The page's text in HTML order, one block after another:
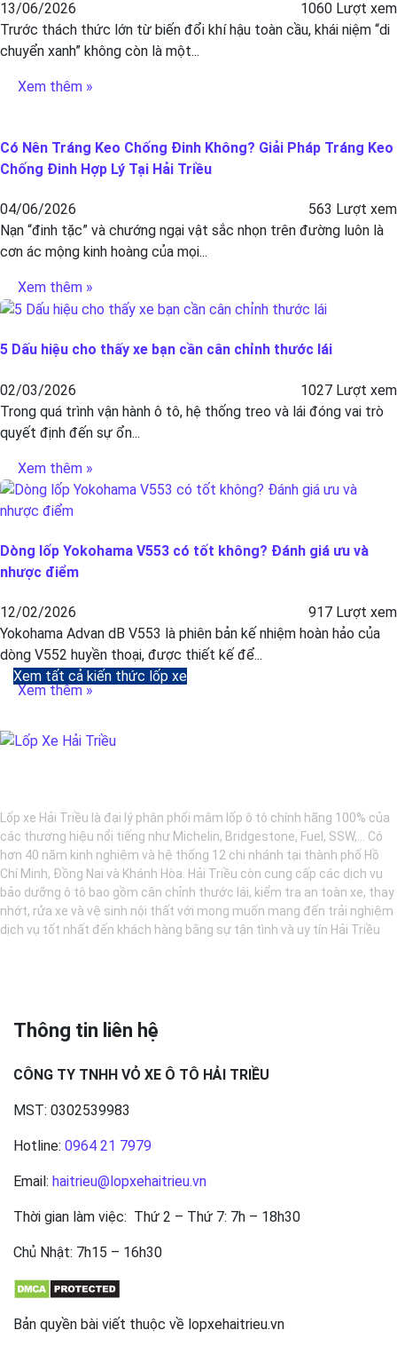
13/06/2026
1060 Lượt xem
Trước thách thức lớn từ biến đổi khí hậu toàn cầu, khái niệm “di
chuyển xanh” không còn là một...
Xem thêm »
Có Nên Tráng Keo Chống Đinh Không? Giải Pháp Tráng Keo
Chống Đinh Hợp Lý Tại Hải Triều
04/06/2026
563 Lượt xem
Nạn “đinh tặc” và chướng ngại vật sắc nhọn trên đường luôn là
cơn ác mộng kinh hoàng của mọi...
Xem thêm »
5 Dấu hiệu cho thấy xe bạn cần cân chỉnh thước lái
02/03/2026
1027 Lượt xem
Trong quá trình vận hành ô tô, hệ thống treo và lái đóng vai trò
quyết định đến sự ổn...
Xem thêm »
Dòng lốp Yokohama V553 có tốt không? Đánh giá ưu và
nhược điểm
12/02/2026
917 Lượt xem
Yokohama Advan dB V553 là phiên bản kế nhiệm hoàn hảo của
dòng V552 huyền thoại, được thiết kế để...
Xem thêm »
Xem tất cả kiến thức lốp xe
Lốp xe Hải Triều là đại lý phân phối mâm lốp ô tô chính hãng 100% của
các thương hiệu nổi tiếng như Michelin, Bridgestone, Fuel, SSW,... Có
hơn 40 năm kinh nghiệm và hệ thống 12 chi nhánh tại thành phố Hồ
Chí Minh, Đồng Nai và Khánh Hòa. Hải Triều còn cung cấp các dịch vụ
bảo dưỡng ô tô bao gồm cân chỉnh thước lái, kiểm tra an toàn xe, thay
nhớt, rửa xe và vệ sinh nội thất với mong muốn mang đến trải nghiệm
dịch vụ tốt nhất đến khách hàng bằng sự tận tình và uy tín Hải Triều
Thông tin liên hệ
CÔNG TY TNHH VỎ XE Ô TÔ HẢI TRIỀU
MST: 0302539983
Hotline: 0964 21 7979
Email: haitrieu@lopxehaitrieu.vn
Thời gian làm việc: Thứ 2 – Thứ 7: 7h – 18h30
Chủ Nhật: 7h15 – 16h30
Bản quyền bài viết thuộc về lopxehaitrieu.vn